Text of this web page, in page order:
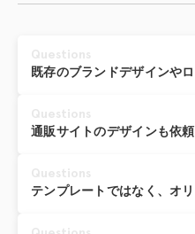
Questions
既存のブランドデザインや
Questions
通販サイトのデザインも依頼
Questions
テンプレートではなく、オ